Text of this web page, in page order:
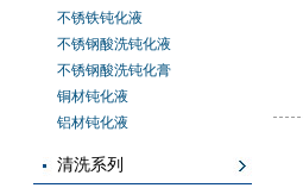
不锈铁钝化液
不锈钢酸洗钝化液
不锈钢酸洗钝化膏
铜材钝化液
铝材钝化液
清洗系列